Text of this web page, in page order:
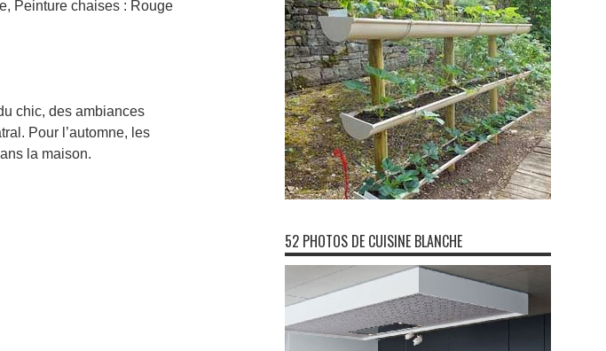
Peinture chaises : Rouge
chic, des ambiances
Pour l’automne, les
la maison.
52 PHOTOS DE CUISINE BLANCHE